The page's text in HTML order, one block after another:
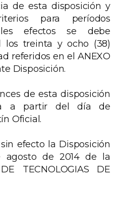
de esta disposición y
para períodos
efectos se debe
los treinta y ocho (38)
referidos en el ANEXO
Disposición.
de esta disposición
a partir del día de
Oficial.
sin efecto la Disposición
agosto de 2014 de la
TECNOLOGIAS DE